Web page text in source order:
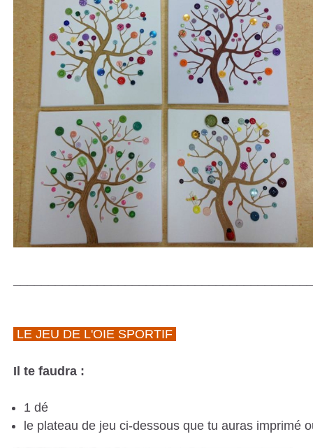
LE JEU DE L'OIE SPORTIF
Il te faudra :
1 dé
le plateau de jeu ci-dessous que tu auras imprimé